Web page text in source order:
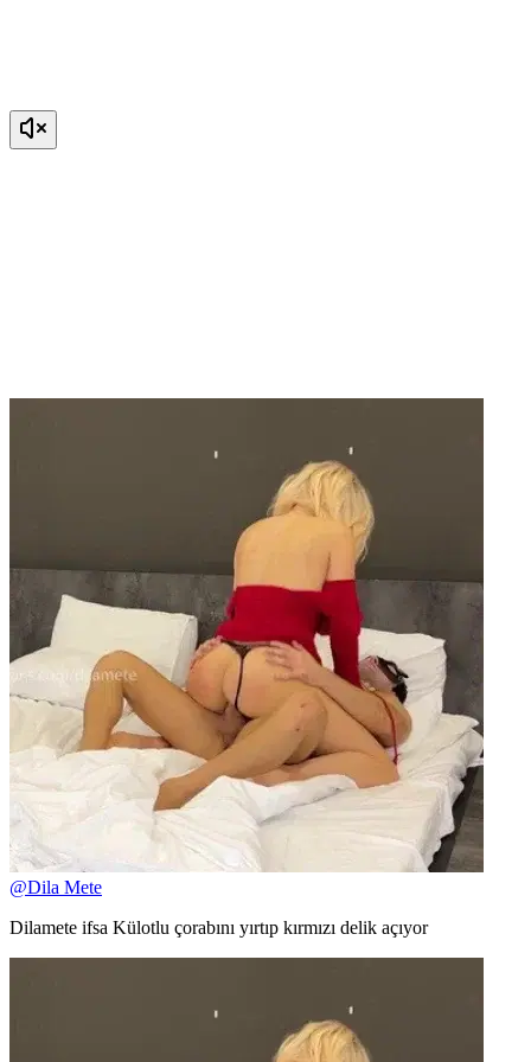
@Dila Mete
Dilamete ifsa Külotlu çorabını yırtıp kırmızı delik açıyor